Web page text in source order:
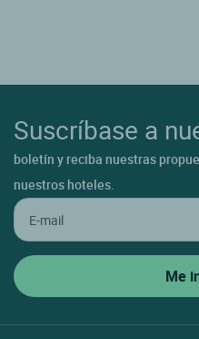
Suscríbase a
boletín y reciba nuestras
nuestros hoteles.